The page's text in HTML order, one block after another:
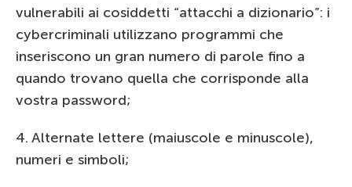
vulnerabili ai cosiddetti “attacchi a dizionario”: i
cybercriminali utilizzano programmi che
inseriscono un gran numero di parole fino a
quando trovano quella che corrisponde alla
vostra password;
4. Alternate lettere (maiuscole e minuscole),
numeri e simboli;